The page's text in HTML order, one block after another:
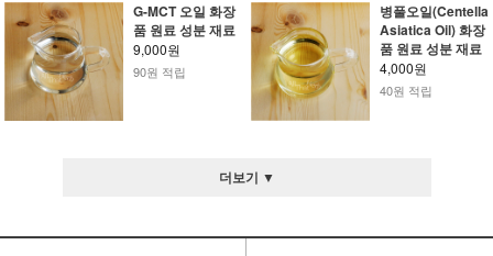
G-MCT 오일 화장
품 원료 성분 재료
9,000원
90원 적립
병풀오일(Centella
Asiatica Oil) 화장
품 원료 성분 재료
4,000원
40원 적립
더보기 ▼